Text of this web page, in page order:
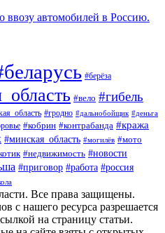
ввозу автомобилей в Россию.
#берёза
#вело #гибель
#гродно #дальнобойщик #деньга
#кобрин #контрабанда #кража
#минская_область #могилёв #мото
#недвижимость #новости
#приговор #работа #россия
Все права защищены.
с нашего ресурса разрешается
на страницу статьи.